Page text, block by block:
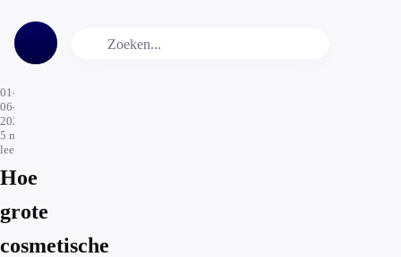
01-
06-
2026
5 min.
leestijd
Hoe
grote
cosmetische